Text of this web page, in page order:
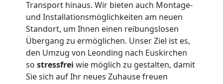
Transport hinaus. Wir bieten auch Montage-
und Installationsmöglichkeiten am neuen
Standort, um Ihnen einen reibungslosen
Übergang zu ermöglichen. Unser Ziel ist es,
den Umzug von Leonding nach Euskirchen
so stressfrei wie möglich zu gestalten, damit
Sie sich auf Ihr neues Zuhause freuen
Leonding
Tresortransport